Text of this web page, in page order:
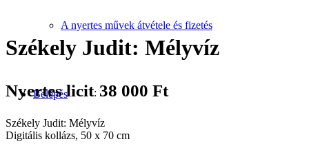
A nyertes művek átvétele és fizetés
Belépés
Székely Judit: Mélyvíz
Nyertes licit: 38 000 Ft
Székely Judit: Mélyvíz
Digitális kollázs, 50 x 70 cm